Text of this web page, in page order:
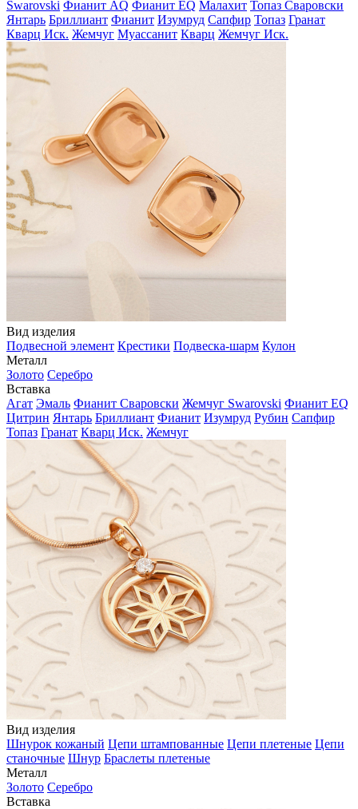
Swarovski Фианит AQ Фианит EQ Малахит Топаз Сваровски
Янтарь Бриллиант Фианит Изумруд Сапфир Топаз Гранат
Кварц Иск. Жемчуг Муассанит Кварц Жемчуг Иск.
Вид изделия
Подвесной элемент Крестики Подвеска-шарм Кулон
Металл
Золото Серебро
Вставка
Агат Эмаль Фианит Сваровски Жемчуг Swarovski Фианит EQ
Цитрин Янтарь Бриллиант Фианит Изумруд Рубин Сапфир
Топаз Гранат Кварц Иск. Жемчуг
Вид изделия
Шнурок кожаный Цепи штампованные Цепи плетеные Цепи
станочные Шнур Браслеты плетеные
Металл
Золото Серебро
Вставка